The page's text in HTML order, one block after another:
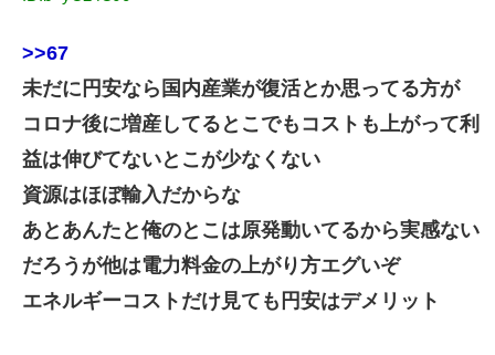
>>67
未だに円安なら国内産業が復活とか思ってる方が
コロナ後に増産してるとこでもコストも上がって利
益は伸びてないとこが少なくない
資源はほぼ輸入だからな
あとあんたと俺のとこは原発動いてるから実感ない
だろうが他は電力料金の上がり方エグいぞ
エネルギーコストだけ見ても円安はデメリット